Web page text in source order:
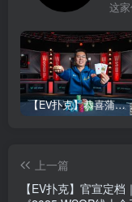
这家
【EV扑克】恭喜蒲蔚然赛事#65夺冠，收获国人2023WSOP第六条金手链，奖金93万刀！
上一篇
【EV扑克】官宣定档｜